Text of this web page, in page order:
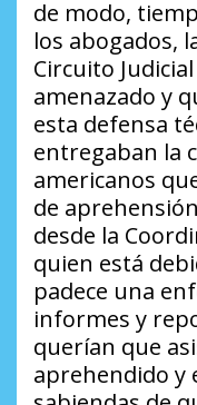
de modo,
los abogados,
Circuito
amenazado y
esta defensa
entregaban la
americanos
de
desde la
quien está
padece una
informes y
querían que
aprehendido y